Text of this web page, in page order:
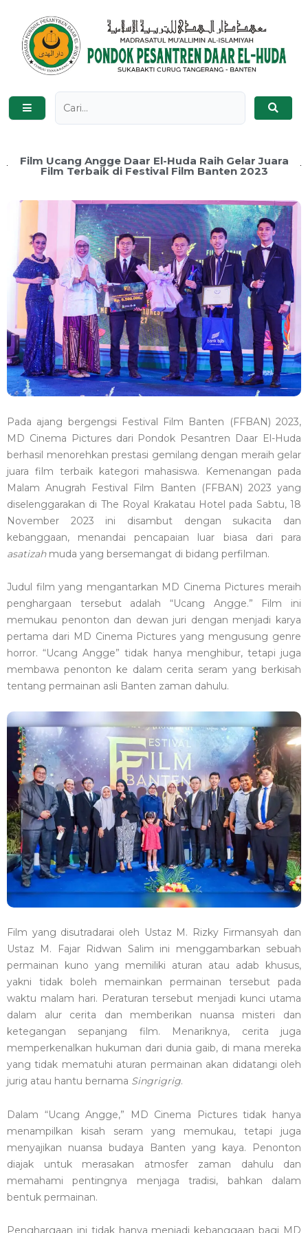
Film Ucang Angge Daar El-Huda Raih Gelar Juara
Film Terbaik di Festival Film Banten 2023
Pada ajang bergengsi Festival Film Banten (FFBAN) 2023,
MD Cinema Pictures dari Pondok Pesantren Daar El-Huda
berhasil menorehkan prestasi gemilang dengan meraih gelar
juara film terbaik kategori mahasiswa. Kemenangan pada
Malam Anugrah Festival Film Banten (FFBAN) 2023 yang
diselenggarakan di The Royal Krakatau Hotel pada Sabtu, 18
November 2023 ini disambut dengan sukacita dan
kebanggaan, menandai pencapaian luar biasa dari para
asatizah muda yang bersemangat di bidang perfilman.
Judul film yang mengantarkan MD Cinema Pictures meraih
penghargaan tersebut adalah “Ucang Angge.” Film ini
memukau penonton dan dewan juri dengan menjadi karya
pertama dari MD Cinema Pictures yang mengusung genre
horror. “Ucang Angge” tidak hanya menghibur, tetapi juga
membawa penonton ke dalam cerita seram yang berkisah
tentang permainan asli Banten zaman dahulu.
Film yang disutradarai oleh Ustaz M. Rizky Firmansyah dan
Ustaz M. Fajar Ridwan Salim ini menggambarkan sebuah
permainan kuno yang memiliki aturan atau adab khusus,
yakni tidak boleh memainkan permainan tersebut pada
waktu malam hari. Peraturan tersebut menjadi kunci utama
dalam alur cerita dan memberikan nuansa misteri dan
ketegangan sepanjang film. Menariknya, cerita juga
memperkenalkan hukuman dari dunia gaib, di mana mereka
yang tidak mematuhi aturan permainan akan didatangi oleh
jurig atau hantu bernama Singrigrig.
Dalam “Ucang Angge,” MD Cinema Pictures tidak hanya
menampilkan kisah seram yang memukau, tetapi juga
menyajikan nuansa budaya Banten yang kaya. Penonton
diajak untuk merasakan atmosfer zaman dahulu dan
memahami pentingnya menjaga tradisi, bahkan dalam
bentuk permainan.
Penghargaan ini tidak hanya menjadi kebanggaan bagi MD